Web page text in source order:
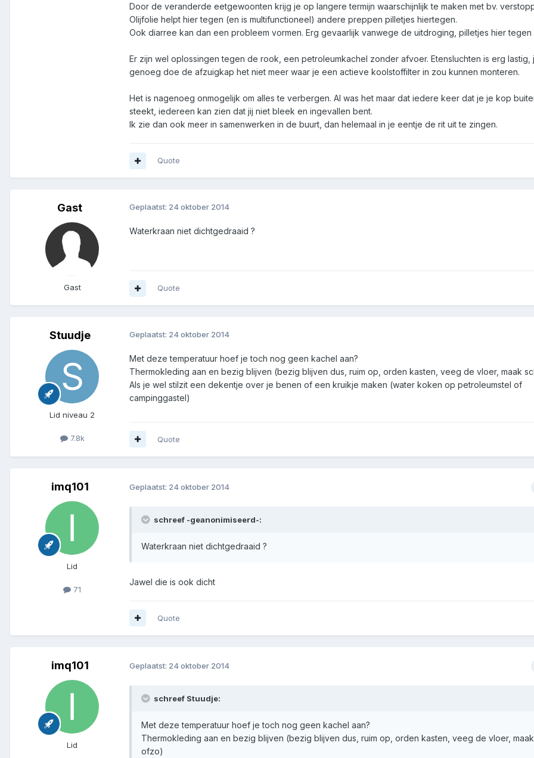
Door de veranderde eetgewoonten krijg je op langere termijn waarschijnlijk te maken met bv.
Olijfolie helpt hier tegen (en is multifunctioneel) andere preppen pilletjes hiertegen.
Ook diarree kan dan een probleem vormen. Erg gevaarlijk vanwege de uitdroging, pilletjes hier
Er zijn wel oplossingen tegen de rook, een petroleumkachel zonder afvoer. Etensluchten is erg lastig,
genoeg doe de afzuigkap het niet meer waar je een actieve koolstoffilter in zou kunnen monteren.
Het is nagenoeg onmogelijk om alles te verbergen. Al was het maar dat iedere keer dat je je kop
steekt, iedereen kan zien dat jij niet bleek en ingevallen bent.
Ik zie dan ook meer in samenwerken in de buurt, dan helemaal in je eentje de rit uit te zingen.
Quote
Gast
Gast
Geplaatst: 24 oktober 2014
Waterkraan niet dichtgedraaid ?
Quote
Stuudje
Lid niveau 2
7.8k
Geplaatst: 24 oktober 2014
Met deze temperatuur hoef je toch nog geen kachel aan?
Thermokleding aan en bezig blijven (bezig blijven dus, ruim op, orden kasten, veeg de vloer, maak
Als je wel stilzit een dekentje over je benen of een kruikje maken (water koken op petroleumstel of
campinggastel)
Quote
imq101
Lid
71
Geplaatst: 24 oktober 2014
schreef -geanonimiseerd-:
Waterkraan niet dichtgedraaid ?
Jawel die is ook dicht
Quote
imq101
Lid
Geplaatst: 24 oktober 2014
schreef Stuudje:
Met deze temperatuur hoef je toch nog geen kachel aan?
Thermokleding aan en bezig blijven (bezig blijven dus, ruim op, orden kasten, veeg de vloer,
ofzo)